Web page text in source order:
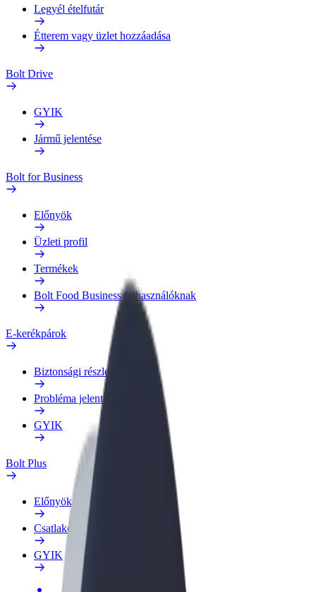
Legyél ételfutár
Étterem vagy üzlet hozzáadása
Bolt Drive
GYIK
Jármű jelentése
Bolt for Business
Előnyök
Üzleti profil
Termékek
Bolt Food Business felhasználóknak
E-kerékpárok
Biztonsági részleg
Probléma jelentése
GYIK
Bolt Plus
Előnyök
Csatlakozás
GYIK